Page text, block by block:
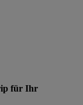
für Ihr